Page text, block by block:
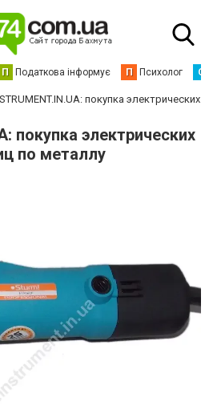
П Податкова інформує П Психолог С
покупка электрических
покупка электрических
по металлу